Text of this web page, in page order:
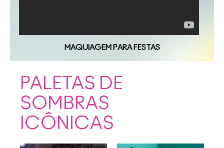
MAQUIAGEM PARA FESTAS
PALETAS DE
SOMBRAS
ICÔNICAS